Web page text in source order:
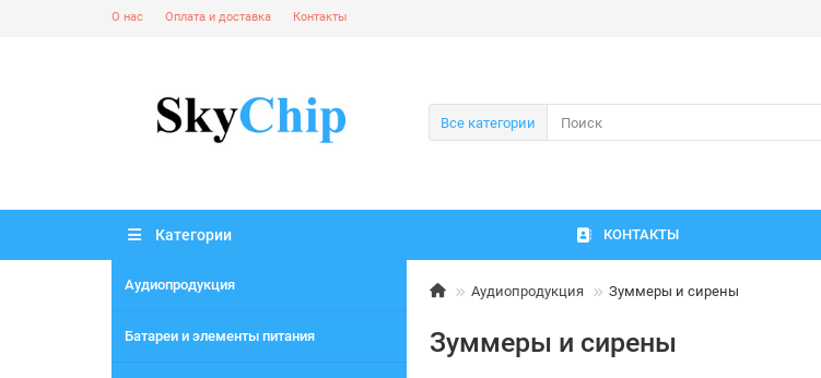
О нас Оплата и доставка Контакты
Все категории
Категории
Аудиопродукция
Батареи и элементы питания
КОНТАКТЫ
Аудиопродукция Зуммеры и сирены
Зуммеры и сирены